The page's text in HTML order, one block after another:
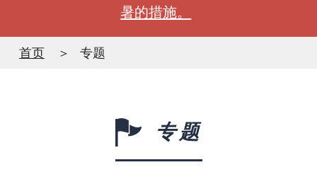
暑的措施。
首页 专题
专题